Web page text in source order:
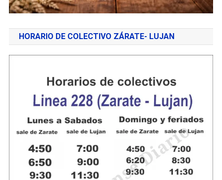
HORARIO DE COLECTIVO ZÁRATE- LUJAN